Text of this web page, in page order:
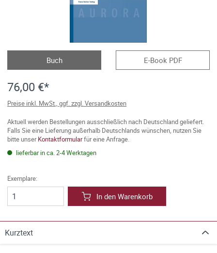
Buch E-Book PDF
76,00 €*
Preise inkl. MwSt., ggf. zzgl. Versandkosten
Aktuell werden Bestellungen ausschließlich nach Deutschland geliefert.
Falls Sie eine Lieferung außerhalb Deutschlands wünschen, nutzen Sie
bitte unserKontaktformularfür eine Anfrage.
lieferbar in ca. 2-4 Werktagen
Exemplare:
In den Warenkorb
Kurztext